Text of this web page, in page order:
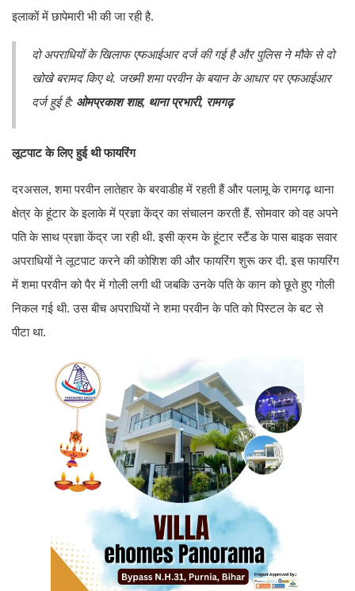
इलाकों में छापेमारी भी की जा रही है.
दो अपराधियों के खिलाफ एफआईआर दर्ज की गई है और पुलिस ने मौके से दो
खोखे बरामद किए थे. जख्मी शमा परवीन के बयान के आधार पर एफआईआर
दर्ज हुई है: ओमप्रकाश शाह, थाना प्रभारी, रामगढ़
लूटपाट के लिए हुई थी फायरिंग
दरअसल, शमा परवीन लातेहार के बरवाडीह में रहती हैं और पलामू के रामगढ़ थाना
क्षेत्र के हूंटार के इलाके में प्रज्ञा केंद्र का संचालन करती हैं. सोमवार को वह अपने
पति के साथ प्रज्ञा केंद्र जा रही थी. इसी क्रम के हूंटार स्टैंड के पास बाइक सवार
अपराधियों ने लूटपाट करने की कोशिश की और फायरिंग शुरू कर दी. इस फायरिंग
में शमा परवीन को पैर में गोली लगी थी जबकि उनके पति के कान को छूते हुए गोली
निकल गई थी. उस बीच अपराधियों ने शमा परवीन के पति को पिस्टल के बट से
पीटा था.